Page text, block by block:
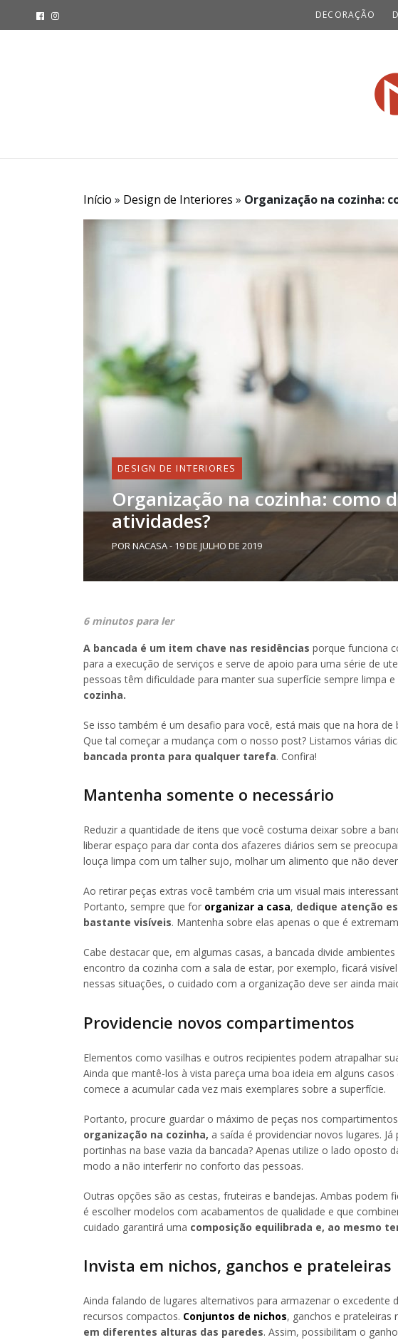
DECORAÇÃO
Início » Design de Interiores » Organização na cozinha:
DESIGN DE INTERIORES
Organização na cozinha: como
atividades?
POR NACASA - 19 DE JULHO DE 2019
6 minutos para ler
A bancada é um item chave nas residências porque funciona
para a execução de serviços e serve de apoio para uma série de
pessoas têm dificuldade para manter sua superfície sempre limpa
cozinha.
Se isso também é um desafio para você, está mais que na hora
Que tal começar a mudança com o nosso post? Listamos várias
bancada pronta para qualquer tarefa. Confira!
Mantenha somente o necessário
Reduzir a quantidade de itens que você costuma deixar sobre a
liberar espaço para dar conta dos afazeres diários sem se
louça limpa com um talher sujo, molhar um alimento que não
Ao retirar peças extras você também cria um visual mais
Portanto, sempre que for organizar a casa, dedique atenção
bastante visíveis. Mantenha sobre elas apenas o que é
Cabe destacar que, em algumas casas, a bancada divide
encontro da cozinha com a sala de estar, por exemplo, ficará
nessas situações, o cuidado com a organização deve ser ainda
Providencie novos compartimentos
Elementos como vasilhas e outros recipientes podem atrapalhar
Ainda que mantê-los à vista pareça uma boa ideia em alguns
comece a acumular cada vez mais exemplares sobre a superfície.
Portanto, procure guardar o máximo de peças nos
organização na cozinha, a saída é providenciar novos lugares.
portinhas na base vazia da bancada? Apenas utilize o lado oposto
modo a não interferir no conforto das pessoas.
Outras opções são as cestas, fruteiras e bandejas. Ambas podem
é escolher modelos com acabamentos de qualidade e que
cuidado garantirá uma composição equilibrada e, ao mesmo
Invista em nichos, ganchos e prateleiras
Ainda falando de lugares alternativos para armazenar o excedente
recursos compactos. Conjuntos de nichos, ganchos e
em diferentes alturas das paredes. Assim, possibilitam o